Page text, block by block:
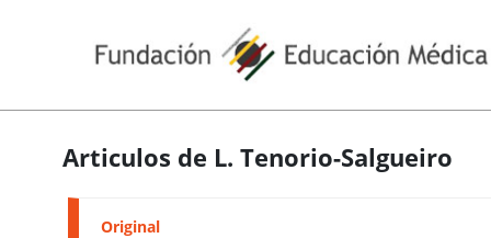
Articulos de L. Tenorio-Salgueiro
Original